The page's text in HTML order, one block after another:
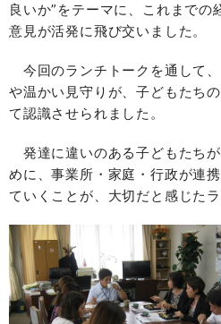
良いか”をテーマに、これまでの
意見が活発に飛び交いました。
今回のランチトークを通して
や温かい見守りが、子どもたち
て認識させられました。
発達に違いのある子どもたち
めに、事業所・家庭・行政が連
ていくことが、大切だと感じた